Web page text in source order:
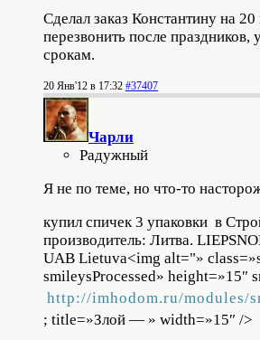
Сделал заказ Константину на
перезвонить после праздников,
срокам.
20 Янв'12 в 17:32 #37407
Чарли
Радужный
Я не по теме, но что-то
купил спичек 3 упаковки в
производитель: Литва.
UAB Lietuva<img alt="»
smileysProcessed» height=»15″
http://imhodom.ru/modules/
; title=»Злой — » width=»15″ />